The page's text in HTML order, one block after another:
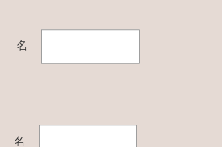
名
名